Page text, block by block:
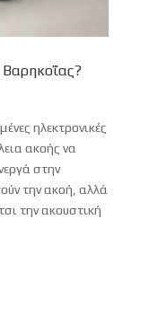
ηλεκτρονικές
ακοής να
στην
την ακοή, αλλά
την ακουστική